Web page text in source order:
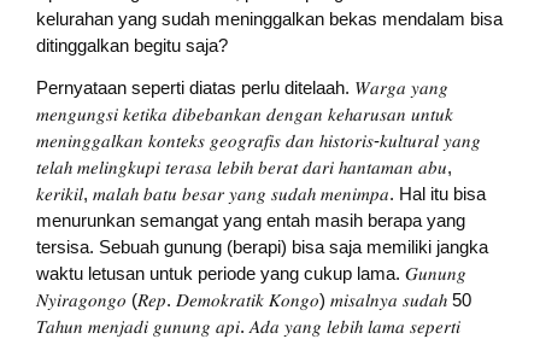
kelurahan yang sudah meninggalkan bekas mendalam bisa
ditinggalkan begitu saja?
Pernyataan seperti diatas perlu ditelaah. 𝑊𝑎𝑟𝑔𝑎 𝑦𝑎𝑛𝑔
𝑚𝑒𝑛𝑔𝑢𝑛𝑔𝑠𝑖 𝑘𝑒𝑡𝑖𝑘𝑎 𝑑𝑖𝑏𝑒𝑏𝑎𝑛𝑘𝑎𝑛 𝑑𝑒𝑛𝑔𝑎𝑛 𝑘𝑒ℎ𝑎𝑟𝑢𝑠𝑎𝑛 𝑢𝑛𝑡𝑢𝑘
𝑚𝑒𝑛𝑖𝑛𝑔𝑔𝑎𝑙𝑘𝑎𝑛 𝑘𝑜𝑛𝑡𝑒𝑘𝑠 𝑔𝑒𝑜𝑔𝑟𝑎𝑓𝑖𝑠 𝑑𝑎𝑛 ℎ𝑖𝑠𝑡𝑜𝑟𝑖𝑠-𝑘𝑢𝑙𝑡𝑢𝑟𝑎𝑙 𝑦𝑎𝑛𝑔
𝑡𝑒𝑙𝑎ℎ 𝑚𝑒𝑙𝑖𝑛𝑔𝑘𝑢𝑝𝑖 𝑡𝑒𝑟𝑎𝑠𝑎 𝑙𝑒𝑏𝑖ℎ 𝑏𝑒𝑟𝑎𝑡 𝑑𝑎𝑟𝑖 ℎ𝑎𝑛𝑡𝑎𝑚𝑎𝑛 𝑎𝑏𝑢,
𝑘𝑒𝑟𝑖𝑘𝑖𝑙, 𝑚𝑎𝑙𝑎ℎ 𝑏𝑎𝑡𝑢 𝑏𝑒𝑠𝑎𝑟 𝑦𝑎𝑛𝑔 𝑠𝑢𝑑𝑎ℎ 𝑚𝑒𝑛𝑖𝑚𝑝𝑎. Hal itu bisa
menurunkan semangat yang entah masih berapa yang
tersisa. Sebuah gunung (berapi) bisa saja memiliki jangka
waktu letusan untuk periode yang cukup lama. 𝐺𝑢𝑛𝑢𝑛𝑔
𝑁𝑦𝑖𝑟𝑎𝑔𝑜𝑛𝑔𝑜 (𝑅𝑒𝑝. 𝐷𝑒𝑚𝑜𝑘𝑟𝑎𝑡𝑖𝑘 𝐾𝑜𝑛𝑔𝑜) 𝑚𝑖𝑠𝑎𝑙𝑛𝑦𝑎 𝑠𝑢𝑑𝑎ℎ 50
𝑇𝑎ℎ𝑢𝑛 𝑚𝑒𝑛𝑗𝑎𝑑𝑖 𝑔𝑢𝑛𝑢𝑛𝑔 𝑎𝑝𝑖. 𝐴𝑑𝑎 𝑦𝑎𝑛𝑔 𝑙𝑒𝑏𝑖ℎ 𝑙𝑎𝑚𝑎 𝑠𝑒𝑝𝑒𝑟𝑡𝑖